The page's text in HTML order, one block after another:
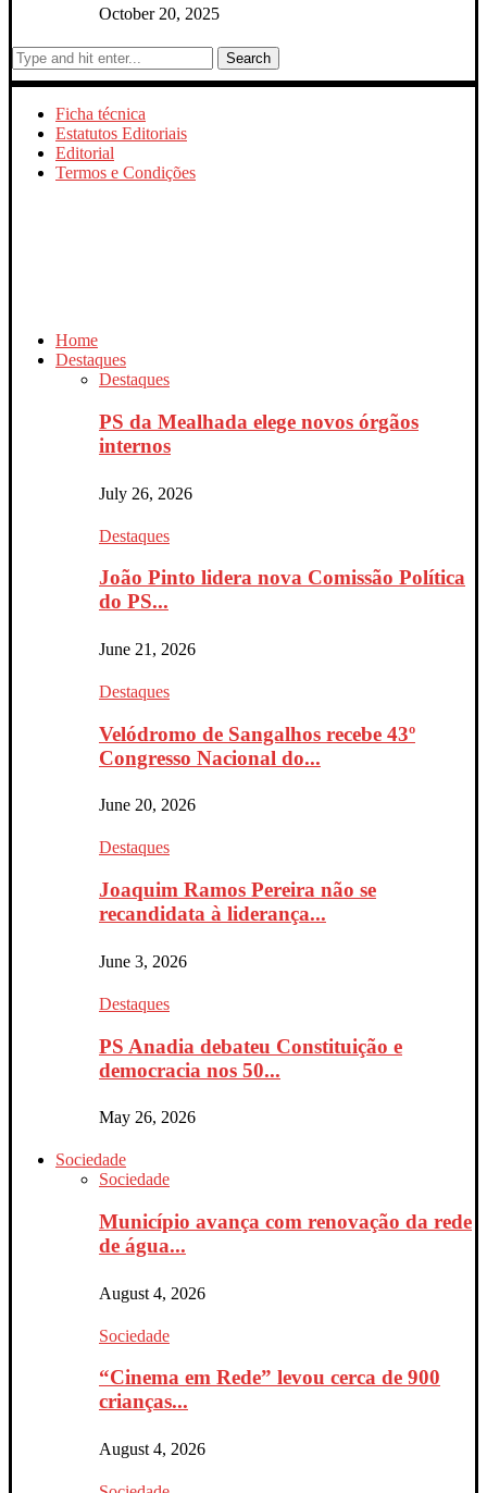
October 20, 2025
Search
Ficha técnica
Estatutos Editoriais
Editorial
Termos e Condições
Home
Destaques
Destaques
PS da Mealhada elege novos órgãos
internos
July 26, 2026
Destaques
João Pinto lidera nova Comissão Política
do PS...
June 21, 2026
Destaques
Velódromo de Sangalhos recebe 43º
Congresso Nacional do...
June 20, 2026
Destaques
Joaquim Ramos Pereira não se
recandidata à liderança...
June 3, 2026
Destaques
PS Anadia debateu Constituição e
democracia nos 50...
May 26, 2026
Sociedade
Sociedade
Município avança com renovação da rede
de água...
August 4, 2026
Sociedade
“Cinema em Rede” levou cerca de 900
crianças...
August 4, 2026